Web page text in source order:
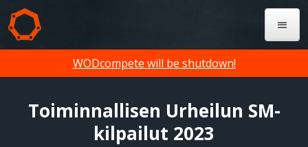
WODcompete will be shutdown!
Toiminnallisen Urheilun SM-
kilpailut 2023